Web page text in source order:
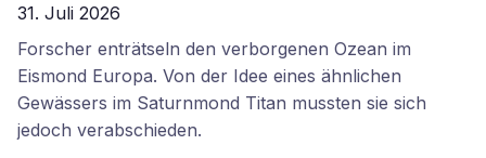
31. Juli 2026
Forscher enträtseln den verborgenen Ozean im
Eismond Europa. Von der Idee eines ähnlichen
Gewässers im Saturnmond Titan mussten sie sich
jedoch verabschieden.